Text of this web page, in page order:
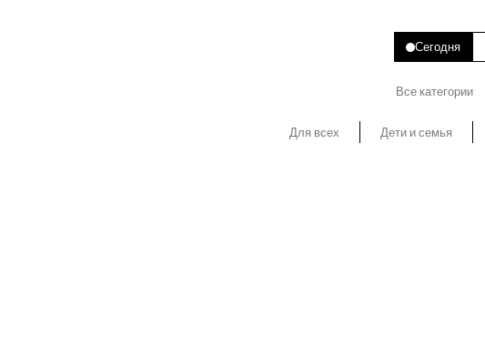
Сегодня
Все категории
Для всех Дети и семья